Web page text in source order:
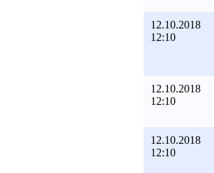
12.10.2018
12:10
12.10.2018
12:10
12.10.2018
12:10